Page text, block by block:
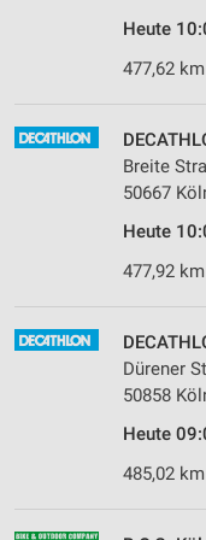
Heute
477,62 km
Breite
50667
Heute
477,92 km
Dürener
50858
Heute
485,02 km